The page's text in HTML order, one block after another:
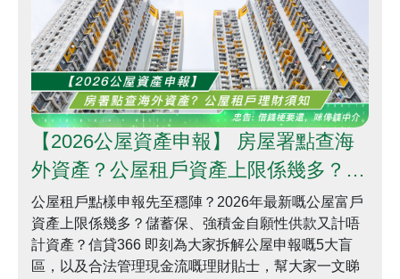
【2026公屋資產申報】 房屋署點查海
外資產？公屋租戶資產上限係幾多？公
屋租戶理財須知 | 信貸366理財學堂
公屋租戶點樣申報先至穩陣？2026年最新嘅公屋富戶
資產上限係幾多？儲蓄保、強積金自願性供款又計唔
計資產？信貸366 即刻為大家拆解公屋申報嘅5大盲
區，以及合法管理現金流嘅理財貼士，幫大家一文睇